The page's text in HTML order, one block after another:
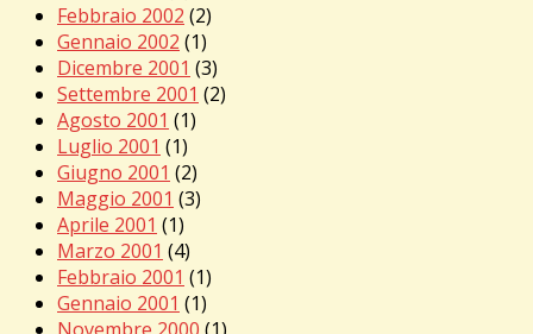
Febbraio 2002 (2)
Gennaio 2002 (1)
Dicembre 2001 (3)
Settembre 2001 (2)
Agosto 2001 (1)
Luglio 2001 (1)
Giugno 2001 (2)
Maggio 2001 (3)
Aprile 2001 (1)
Marzo 2001 (4)
Febbraio 2001 (1)
Gennaio 2001 (1)